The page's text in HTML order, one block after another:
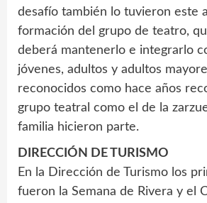
desafío también lo tuvieron este
formación del grupo de teatro,
deberá mantenerlo e integrarlo
jóvenes, adultos y adultos
reconocidos como hace años
grupo teatral como el de la
familia hicieron parte.
DIRECCIÓN DE TURISMO
En la Dirección de Turismo los
fueron la Semana de Rivera y el